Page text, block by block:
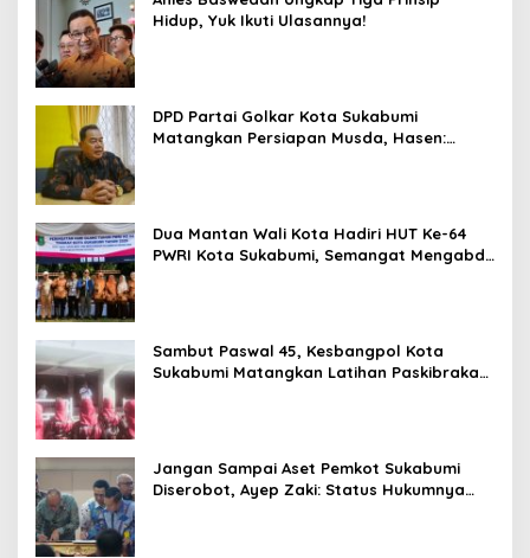
Hidup, Yuk Ikuti Ulasannya!
DPD Partai Golkar Kota Sukabumi
Matangkan Persiapan Musda, Hasen:
Dua Mantan Wali Kota Hadiri HUT Ke-64
PWRI Kota Sukabumi, Semangat Mengabdi
Sambut Paswal 45, Kesbangpol Kota
Sukabumi Matangkan Latihan Paskibraka
Jangan Sampai Aset Pemkot Sukabumi
Diserobot, Ayep Zaki: Status Hukumnya